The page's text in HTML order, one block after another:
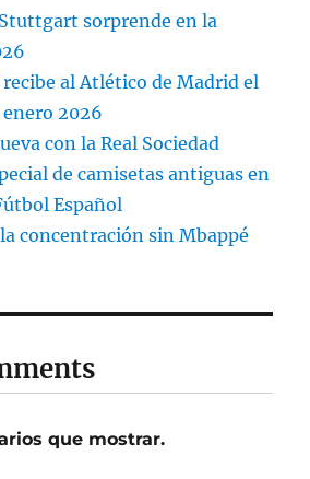
sorprende en la
recibe al Atlético de Madrid el
2026
con la Real Sociedad
de camisetas antiguas en
Español
concentración sin Mbappé
que mostrar.